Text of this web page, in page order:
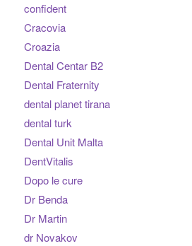
confident
Cracovia
Croazia
Dental Centar B2
Dental Fraternity
dental planet tirana
dental turk
Dental Unit Malta
DentVitalis
Dopo le cure
Dr Benda
Dr Martin
dr Novakov